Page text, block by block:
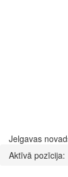
Jelgavas
Aktīvā pozīcija: